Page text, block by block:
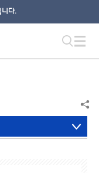
니다.